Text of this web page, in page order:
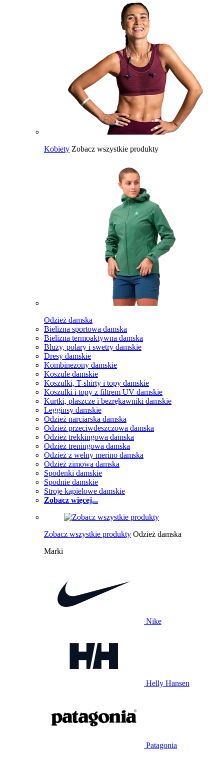
Kobiety Zobacz wszystkie produkty
Odzież damska
Bielizna sportowa damska
Bielizna termoaktywna damska
Bluzy, polary i swetry damskie
Dresy damskie
Kombinezony damskie
Koszule damskie
Koszulki, T-shirty i topy damskie
Koszulki i topy z filtrem UV damskie
Kurtki, płaszcze i bezrękawniki damskie
Legginsy damskie
Odzież narciarska damska
Odzież przeciwdeszczowa damska
Odzież trekkingowa damska
Odzież treningowa damska
Odzież z wełny merino damska
Odzież zimowa damska
Spodenki damskie
Spodnie damskie
Stroje kąpielowe damskie
Zobacz więcej...
Zobacz wszystkie produkty Odzież damska
Marki
Nike
Helly Hansen
Patagonia